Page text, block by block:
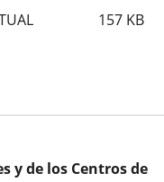
externa.
157 KB
y de los Centros de